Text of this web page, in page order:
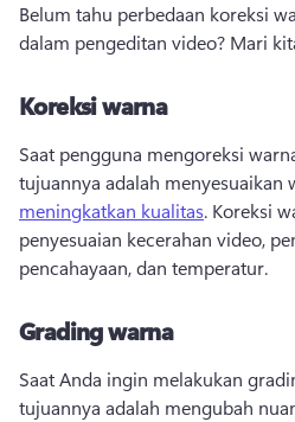
Belum tahu perbedaan koreksi
dalam pengeditan video? Mari
Koreksi warna
Saat pengguna mengoreksi
tujuannya adalah menyesuaikan
meningkatkan kualitas. Koreksi
penyesuaian kecerahan video,
pencahayaan, dan temperatur.
Grading warna
Saat Anda ingin melakukan
tujuannya adalah mengubah